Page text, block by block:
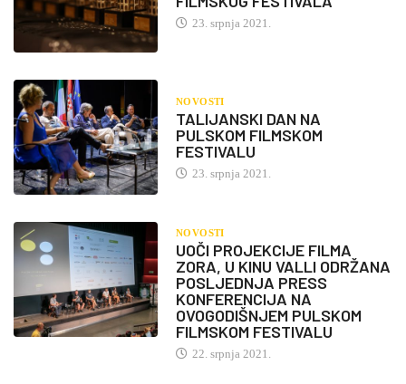
23. srpnja 2021.
NOVOSTI
TALIJANSKI DAN NA
PULSKOM FILMSKOM
FESTIVALU
23. srpnja 2021.
NOVOSTI
UOČI PROJEKCIJE FILMA
ZORA, U KINU VALLI ODRŽANA
POSLJEDNJA PRESS
KONFERENCIJA NA
OVOGODIŠNJEM PULSKOM
FILMSKOM FESTIVALU
22. srpnja 2021.